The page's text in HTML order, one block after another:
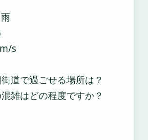
s
道で過ごせる場所は？
雑はどの程度ですか？